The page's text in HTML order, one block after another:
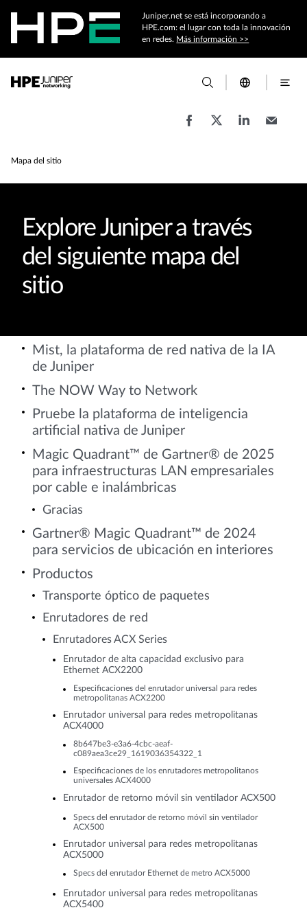
Juniper.net se está incorporando a
HPE.com: el lugar con toda la innovación
en redes. Más información >>
Mapa del sitio
Explore Juniper a través
del siguiente mapa del
sitio
Mist, la plataforma de red nativa de la IA
de Juniper
The NOW Way to Network
Pruebe la plataforma de inteligencia
artificial nativa de Juniper
Magic Quadrant™ de Gartner® de 2025
para infraestructuras LAN empresariales
por cable e inalámbricas
Gracias
Gartner® Magic Quadrant™ de 2024
para servicios de ubicación en interiores
Productos
Transporte óptico de paquetes
Enrutadores de red
Enrutadores ACX Series
Enrutador de alta capacidad exclusivo para
Ethernet ACX2200
Especificaciones del enrutador universal para redes
metropolitanas ACX2200
Enrutador universal para redes metropolitanas
ACX4000
8b647be3-e3a6-4cbc-aeaf-
c089aea3ce29_1619036354322_1
Especificaciones de los enrutadores metropolitanos
universales ACX4000
Enrutador de retorno móvil sin ventilador ACX500
Specs del enrutador de retorno móvil sin ventilador
ACX500
Enrutador universal para redes metropolitanas
ACX5000
Specs del enrutador Ethernet de metro ACX5000
Enrutador universal para redes metropolitanas
ACX5400